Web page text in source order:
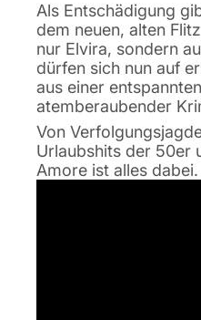
Als Entschädigung
dem neuen, alten
nur Elvira, sondern
dürfen sich nun auf
aus einer
atemberaubender
Von
Urlaubshits der 50er
Amore ist alles dabei.